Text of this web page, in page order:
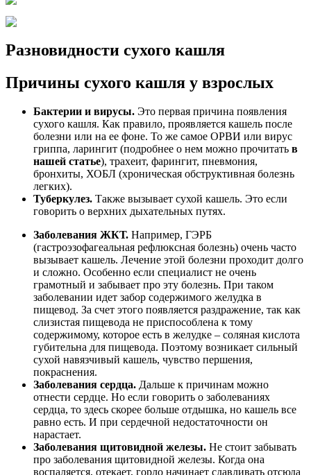
Разновидности сухого кашля
Причины сухого кашля у взрослых
Бактерии и вирусы. Это первая причина появления
сухого кашля. Как правило, проявляется кашель после
болезни или на ее фоне. То же самое ОРВИ или вирус
гриппа, ларингит (подробнее о нем можно прочитать в
нашей статье), трахеит, фарингит, пневмония,
бронхиты, ХОБЛ (хроническая обструктивная болезнь
легких).
Туберкулез. Также вызывает сухой кашель. Это если
говорить о верхних дыхательных путях.
Заболевания ЖКТ. Например, ГЭРБ
(гастроэзофагеальная рефлюксная болезнь) очень часто
вызывает кашель. Лечение этой болезни проходит долго
и сложно. Особенно если специалист не очень
грамотный и забывает про эту болезнь. При таком
заболевании идет забор содержимого желудка в
пищевод. За счет этого появляется раздражение, так как
слизистая пищевода не приспособлена к тому
содержимому, которое есть в желудке – соляная кислота
губительна для пищевода. Поэтому возникает сильный
сухой навязчивый кашель, чувство першения,
покраснения.
Заболевания сердца. Дальше к причинам можно
отнести сердце. Но если говорить о заболеваниях
сердца, то здесь скорее больше отдышка, но кашель все
равно есть. И при сердечной недостаточности он
нарастает.
Заболевания щитовидной железы. Не стоит забывать
про заболевания щитовидной железы. Когда она
воспаляется, отекает, горло начинает сдавливать отсюда